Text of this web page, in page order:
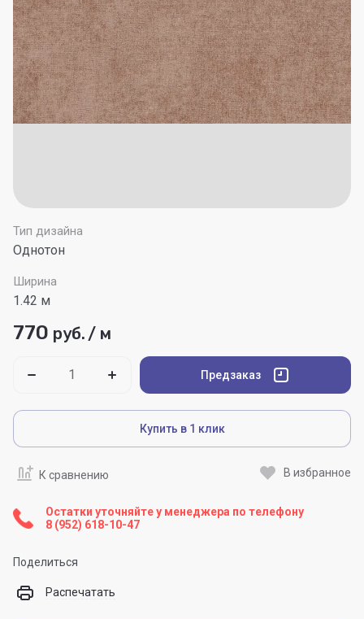
Тип дизайна
Однотон
Ширина
1.42 м
770 руб. / м
Предзаказ
Купить в 1 клик
К сравнению В избранное
Остатки уточняйте у менеджера по телефону
8 (952) 618-10-47
Поделиться
Распечатать